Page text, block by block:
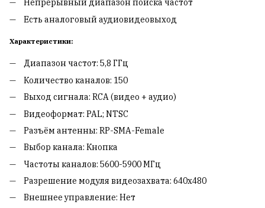
Непрерывный диапазон поиска частот
Есть аналоговый аудиовидеовыход
Характеристики:
Диапазон частот: 5,8 ГГц
Количество каналов: 150
Выход сигнала: RCA (видео + аудио)
Видеоформат: PAL; NTSC
Разъём антенны: RP-SMA-Female
Выбор канала: Кнопка
Частоты каналов: 5600-5900 МГц
Разрешение модуля видеозахвата: 640х480
Внешнее управление: Нет